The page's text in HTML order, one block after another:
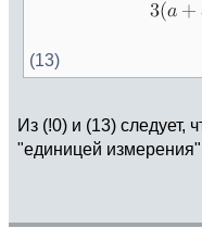
(13)
Из (!0) и (13) следует,
"единицей